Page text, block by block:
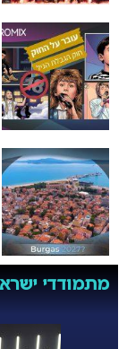
מתמודדי ישראל